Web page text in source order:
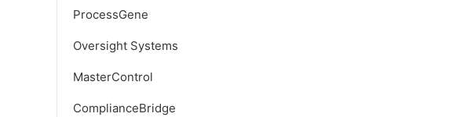
ProcessGene
Oversight Systems
MasterControl
ComplianceBridge